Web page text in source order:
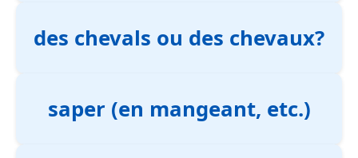
des chevals ou des chevaux?
saper (en mangeant, etc.)